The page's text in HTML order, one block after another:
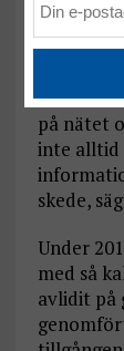
har tagits
– Ofta
levande
på nätet
inte alltid
skede,
Under
med så
avlidit på